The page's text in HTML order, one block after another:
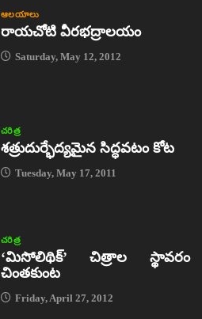
ఆలయాలు
రాయచోటి వీరభద్రాలయం
Saturday, May 12, 2012
చరిత్ర
శత్రుదుర్భేద్యమైన సిద్ధవటం కోట
Tuesday, May 17, 2011
చరిత్ర
‘మిసోలిథిక్‌’ చిత్రాల స్థావరం
చింతకుంట
Friday, April 27, 2012